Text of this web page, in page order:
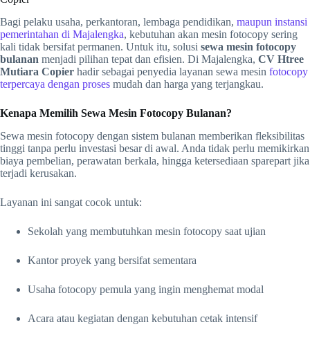
Bagi pelaku usaha, perkantoran, lembaga pendidikan, maupun instansi
pemerintahan di Majalengka, kebutuhan akan mesin fotocopy sering
kali tidak bersifat permanen. Untuk itu, solusi sewa mesin fotocopy
bulanan menjadi pilihan tepat dan efisien. Di Majalengka, CV Htree
Mutiara Copier hadir sebagai penyedia layanan sewa mesin fotocopy
terpercaya dengan proses mudah dan harga yang terjangkau.
Kenapa Memilih Sewa Mesin Fotocopy Bulanan?
Sewa mesin fotocopy dengan sistem bulanan memberikan fleksibilitas
tinggi tanpa perlu investasi besar di awal. Anda tidak perlu memikirkan
biaya pembelian, perawatan berkala, hingga ketersediaan sparepart jika
terjadi kerusakan.
Layanan ini sangat cocok untuk:
Sekolah yang membutuhkan mesin fotocopy saat ujian
Kantor proyek yang bersifat sementara
Usaha fotocopy pemula yang ingin menghemat modal
Acara atau kegiatan dengan kebutuhan cetak intensif